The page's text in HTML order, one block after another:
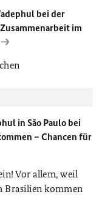
bei der
im
in São Paulo bei
– Chancen für
Vor allem, weil
Brasilien kommen